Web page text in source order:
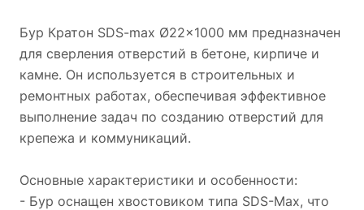
Бур Кратон SDS-max Ø22x1000 мм предназначен
для сверления отверстий в бетоне, кирпиче и
камне. Он используется в строительных и
ремонтных работах, обеспечивая эффективное
выполнение задач по созданию отверстий для
крепежа и коммуникаций.
Основные характеристики и особенности:
- Бур оснащен хвостовиком типа SDS-Max, что